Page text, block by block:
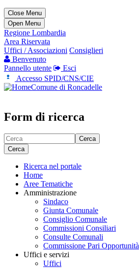
Close Menu
Open Menu
Regione Lombardia
Area Riservata
Uffici / Associazioni Consiglieri
Benvenuto
Pannello utente
Esci
Accesso SPID/CNS/CIE
Comune di Roncadelle
Form di ricerca
Cerca
Cerca
Ricerca nel portale
Home
Aree Tematiche
Amministrazione
Sindaco
Giunta Comunale
Consiglio Comunale
Commissioni Consiliari
Consulte Comunali
Commissione Pari Opportunità
Uffici e servizi
Uffici